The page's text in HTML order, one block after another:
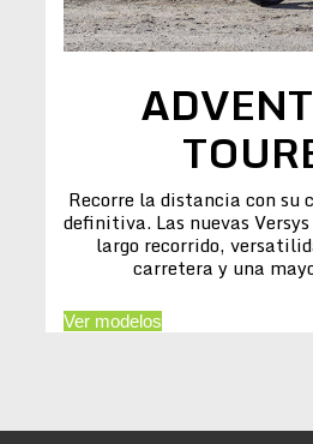
Recorre la distancia con su
definitiva. Las nuevas
largo recorrido,
carretera y una
Ver modelos